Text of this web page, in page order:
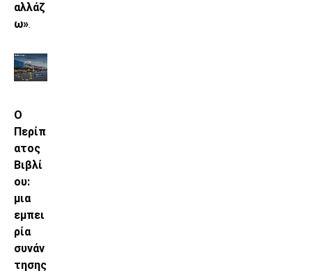
αλλάζ
ω».
Ο
Περίπ
ατος
Βιβλί
ου:
μια
εμπει
ρία
συνάν
τησης